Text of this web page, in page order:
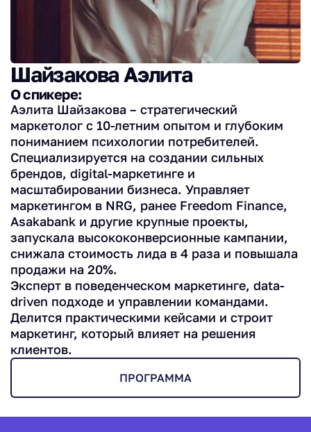
Шайзакова Аэлита
О спикере:
Аэлита Шайзакова – стратегический
маркетолог с 10-летним опытом и глубоким
пониманием психологии потребителей.
Специализируется на создании сильных
брендов, digital-маркетинге и
масштабировании бизнеса. Управляет
маркетингом в NRG, ранее Freedom Finance,
Asakabank и другие крупные проекты,
запускала высококонверсионные кампании,
снижала стоимость лида в 4 раза и повышала
продажи на 20%.
Эксперт в поведенческом маркетинге, data-
driven подходе и управлении командами.
Делится практическими кейсами и строит
маркетинг, который влияет на решения
клиентов.
ПРОГРАММА